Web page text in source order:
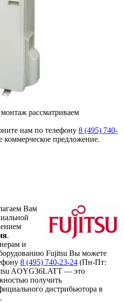
рассматриваем
нам по телефону 8 (495) 740-
коммерческое предложение.
Вам
.
и
Fujitsu Вы можете
8 (495) 740-23-24 (Пн-Пт:
AOYG36LATT — это
получить
дистрибьютора в